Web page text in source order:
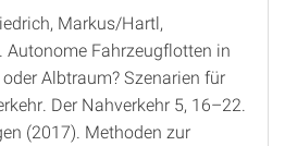
Markus/Hartl,
Fahrzeugflotten in
Albtraum? Szenarien für
Der Nahverkehr 5, 16–22.
(2017). Methoden zur